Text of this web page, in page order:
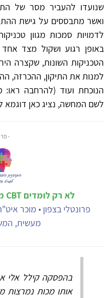
שנועדו להעביר מסר של
ואשר מתבססים על גישת
לדמויות סמכות מגוון
באופן רגוע ושקול מצד
הטכניקות השונות, שקצרה
למנות את התיקון, ההכרזה,
לשם המחשה, נציג כאן דוגמא
-
לא רק לומדים CBT מפתחים חשיבה קלינית
פרונטלי בצפון • מוכר
מעשית,
בהפסקה קילל אלי
אותו מכות נמרצות